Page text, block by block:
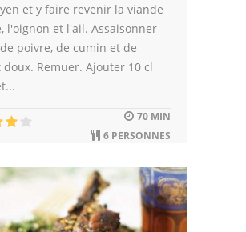
et y faire revenir la viande
l'oignon et l'ail. Assaisonner
poivre, de cumin et de
Remuer. Ajouter 10 cl
70 MIN
6 PERSONNES